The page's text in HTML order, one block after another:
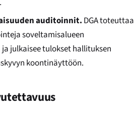
auditoinnit. DGA toteuttaa
soveltamisalueen
julkaisee tulokset hallituksen
koontinäyttöön.